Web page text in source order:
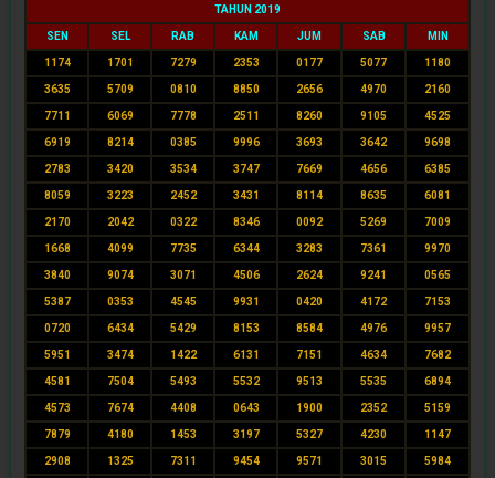
TAHUN 2019
SEN SEL RAB KAM JUM SAB MIN
1174 1701 7279 2353 0177 5077 1180
3635 5709 0810 8850 2656 4970 2160
7711 6069 7778 2511 8260 9105 4525
6919 8214 0385 9996 3693 3642 9698
2783 3420 3534 3747 7669 4656 6385
8059 3223 2452 3431 8114 8635 6081
2170 2042 0322 8346 0092 5269 7009
1668 4099 7735 6344 3283 7361 9970
3840 9074 3071 4506 2624 9241 0565
5387 0353 4545 9931 0420 4172 7153
0720 6434 5429 8153 8584 4976 9957
5951 3474 1422 6131 7151 4634 7682
4581 7504 5493 5532 9513 5535 6894
4573 7674 4408 0643 1900 2352 5159
7879 4180 1453 3197 5327 4230 1147
2908 1325 7311 9454 9571 3015 5984